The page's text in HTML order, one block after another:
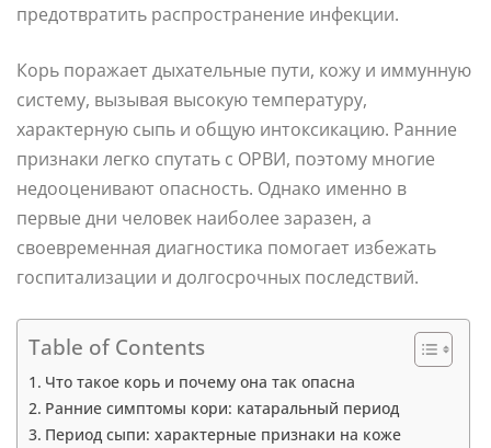
предотвратить распространение инфекции.
Корь поражает дыхательные пути, кожу и иммунную
систему, вызывая высокую температуру,
характерную сыпь и общую интоксикацию. Ранние
признаки легко спутать с ОРВИ, поэтому многие
недооценивают опасность. Однако именно в
первые дни человек наиболее заразен, а
своевременная диагностика помогает избежать
госпитализации и долгосрочных последствий.
Table of Contents
Что такое корь и почему она так опасна
Ранние симптомы кори: катаральный период
Период сыпи: характерные признаки на коже